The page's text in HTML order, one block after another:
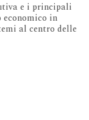
e i principali
economico in
al centro delle